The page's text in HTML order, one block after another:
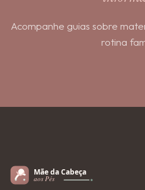
Acompanhe guias sobre
rotina